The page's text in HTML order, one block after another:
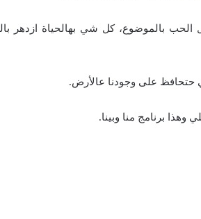
الحب بالموضوع،كل شي بهالحياة ازدهر
حتحافظ على وجودنا عالأرض.
وهذا برنامج منا وبينا.